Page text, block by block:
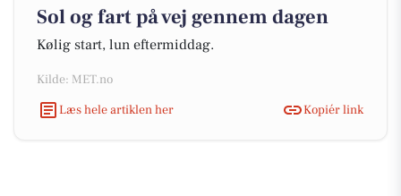
Sol og fart på vej gennem dagen
Kølig start, lun eftermiddag.
Kilde: MET.no
Læs hele artiklen her
Kopiér link